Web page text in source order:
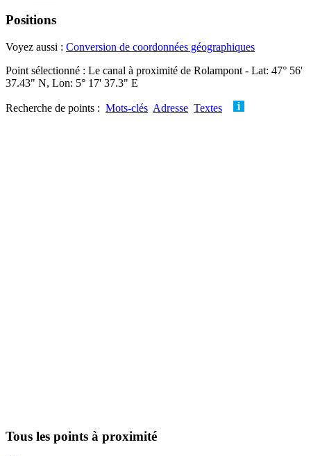
Positions
Voyez aussi : Conversion de coordonnées géographiques
Point sélectionné : Le canal à proximité de Rolampont - Lat: 47° 56'
37.43" N, Lon: 5° 17' 37.3" E
Recherche de points : Mots-clés Adresse Textes
Tous les points à proximité